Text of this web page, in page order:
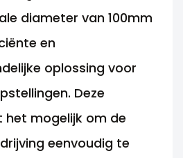
diameter van 100mm
en
oplossing voor
Deze
het mogelijk om de
eenvoudig te